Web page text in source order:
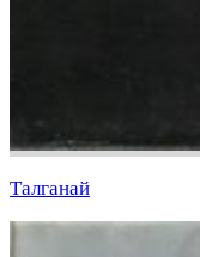
Талганай